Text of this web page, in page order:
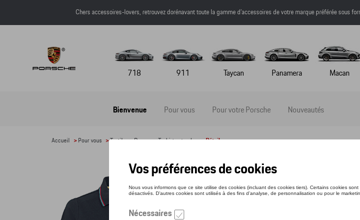
Chers accessoires-lovers, retrouvez dorénavant toute la gamme d’accessoires de votre marque préférée sous
718 911 Taycan Panamera Macan
Bienvenue Pour vous Pour votre Porsche Nouveautés
Accueil > Pour vous >Textile >Dames >T-shirts et polos > Détail
POLO-SHIRT - MARTINI
Référence: WAP5510XS0P0MR